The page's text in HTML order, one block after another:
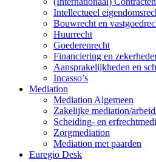
Intellectueel
Bouwrecht en
Huurrecht
Goederenrecht
Financiering en
Aansprakelijkheden en
Incasso’s
Mediation
Mediation Algemeen
Zakelijke mediation/
Scheiding- en
Zorgmediation
Mediation met paarden
Euregio Desk